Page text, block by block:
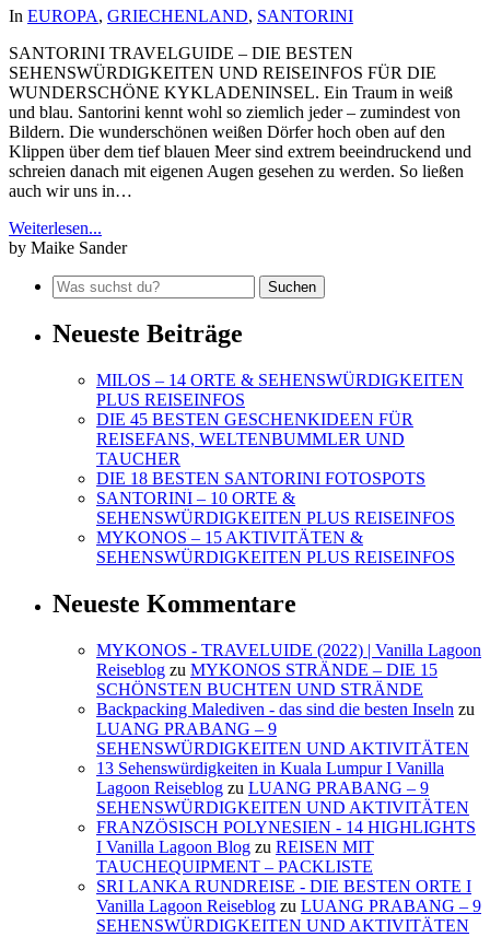
In EUROPA, GRIECHENLAND, SANTORINI
SANTORINI TRAVELGUIDE – DIE BESTEN
SEHENSWÜRDIGKEITEN UND REISEINFOS FÜR DIE
WUNDERSCHÖNE KYKLADENINSEL. Ein Traum in weiß
und blau. Santorini kennt wohl so ziemlich jeder – zumindest von
Bildern. Die wunderschönen weißen Dörfer hoch oben auf den
Klippen über dem tief blauen Meer sind extrem beeindruckend und
schreien danach mit eigenen Augen gesehen zu werden. So ließen
auch wir uns in…
Weiterlesen...
by Maike Sander
Neueste Beiträge
MILOS – 14 ORTE & SEHENSWÜRDIGKEITEN
PLUS REISEINFOS
DIE 45 BESTEN GESCHENKIDEEN FÜR
REISEFANS, WELTENBUMMLER UND
TAUCHER
DIE 18 BESTEN SANTORINI FOTOSPOTS
SANTORINI – 10 ORTE &
SEHENSWÜRDIGKEITEN PLUS REISEINFOS
MYKONOS – 15 AKTIVITÄTEN &
SEHENSWÜRDIGKEITEN PLUS REISEINFOS
Neueste Kommentare
MYKONOS - TRAVELUIDE (2022) | Vanilla Lagoon
Reiseblog zu MYKONOS STRÄNDE – DIE 15
SCHÖNSTEN BUCHTEN UND STRÄNDE
Backpacking Malediven - das sind die besten Inseln zu
LUANG PRABANG – 9
SEHENSWÜRDIGKEITEN UND AKTIVITÄTEN
13 Sehenswürdigkeiten in Kuala Lumpur I Vanilla
Lagoon Reiseblog zu LUANG PRABANG – 9
SEHENSWÜRDIGKEITEN UND AKTIVITÄTEN
FRANZÖSISCH POLYNESIEN - 14 HIGHLIGHTS
I Vanilla Lagoon Blog zu REISEN MIT
TAUCHEQUIPMENT – PACKLISTE
SRI LANKA RUNDREISE - DIE BESTEN ORTE I
Vanilla Lagoon Reiseblog zu LUANG PRABANG – 9
SEHENSWÜRDIGKEITEN UND AKTIVITÄTEN